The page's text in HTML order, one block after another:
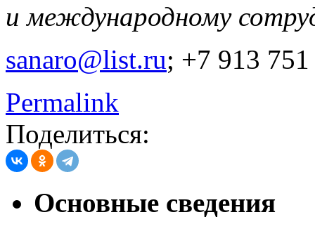
и международному
sanaro@list.ru; +7 913
Permalink
Поделиться:
Основные сведения